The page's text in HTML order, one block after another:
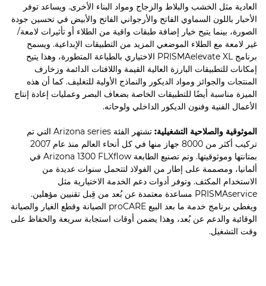
العادية مثل الخشب والبلاط والزجاج ومواد البناء الأخرى. ويساعد توفر
الأحبار باللون السماوي الفاتح والأرجواني الفاتح والأبيض في تحسين جودة
الصورة، بينما يتيح خيار إضافة طبقات واقية من الطلاء أو تأثيرات لامعة/
غير لامعة مع الطلاء الموضعي المزيد من التطبيقات الإبداعية. ويسمح
برنامج PRISMAelevate XL الاختياري بالطباعة المتطورة، وهذا يتيح
إمكانات للتطبيقات البارزة العالية القيمة واللافتات الدائمة وزخارف
المنتجات والجوائز ومواد الديكور والنماذج الأولية للتغليف. كما أن هذه
الميزة مناسبة أيضًا للتطبيقات الخاصة بضعاف البصر وعمليات إعادة إنتاج
الأعمال الفنية وفنون الديكور الداخلي ولوحاته.
الموثوقية والصلاحية التشغيلية:
تشتهر الفئة Arizona series التي تم
تركيب أكثر من 8000 جهاز منها في كل أنحاء العالم منذ عام 2007
بمتانتها وموثوقيتها. وتم تصنيع الطابعة Arizona 1300 FLXﬂow في
ألمانيا، ومصممة على إطار من الفولاذ لتتحمل سنوات عديدة من
الاستخدام المكثف. وتوفر أدوات دعم الخدمة الاختيارية مثل
PRISMAservice مساعدة معتمدة عن بُعد من قِبل تقنيين مؤهلين.
ويغطي برنامج خدمة ما بعد البيع proCARE الصيانة وقطع الغيار والصيانة
الوقائية والدعم عن بُعد، وهذا يضمن أوقات استجابة سريعة والحفاظ على
وقت التشغيل.